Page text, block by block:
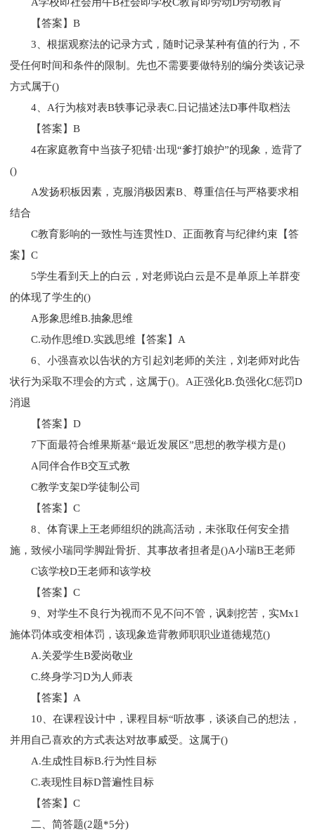
【答案】B
3、根据观察法的记录方式，随时记录某种有值的行为，不
受任何时间和条件的限制。先也不需要要做特别的编分类该记录
方式属于()
4、A行为核对表B轶事记录表C.日记描述法D事件取档法
【答案】B
4在家庭教育中当孩子犯错·出现“爹打娘护”的现象，造背了
()
A发扬积板因素，克服消极因素B、尊重信任与严格要求相
结合
C教育影响的一致性与连贯性D、正面教育与纪律约束【答
案】C
5学生看到天上的白云，对老师说白云是不是单原上羊群变
的体现了学生的()
A形象思维B.抽象思维
C.动作思维D.实践思维【答案】A
6、小强喜欢以告状的方引起刘老师的关注，刘老师对此告
状行为采取不理会的方式，这属于()。A正强化B.负强化C惩罚D
消退
【答案】D
7下面最符合维果斯基“最近发展区”思想的教学模方是()
A同伴合作B交互式教
C教学支架D学徒制公司
【答案】C
8、体育课上王老师组织的跳高活动，未张取任何安全措
施，致候小瑞同学脚趾骨折、其事故者担者是()A小瑞B王老师
C该学校D王老师和该学校
【答案】C
9、对学生不良行为视而不见不问不管，讽刺挖苦，实Mx1
施体罚体或变相体罚，该现象造背教师职职业道德规范()
A.关爱学生B爱岗敬业
C.终身学习D为人师表
【答案】A
10、在课程设计中，课程目标“听故事，谈谈自己的想法，
并用自己喜欢的方式表达对故事威受。这属于()
A.生成性目标B.行为性目标
C.表现性目标D普遍性目标
【答案】C
二、简答题(2题*5分)